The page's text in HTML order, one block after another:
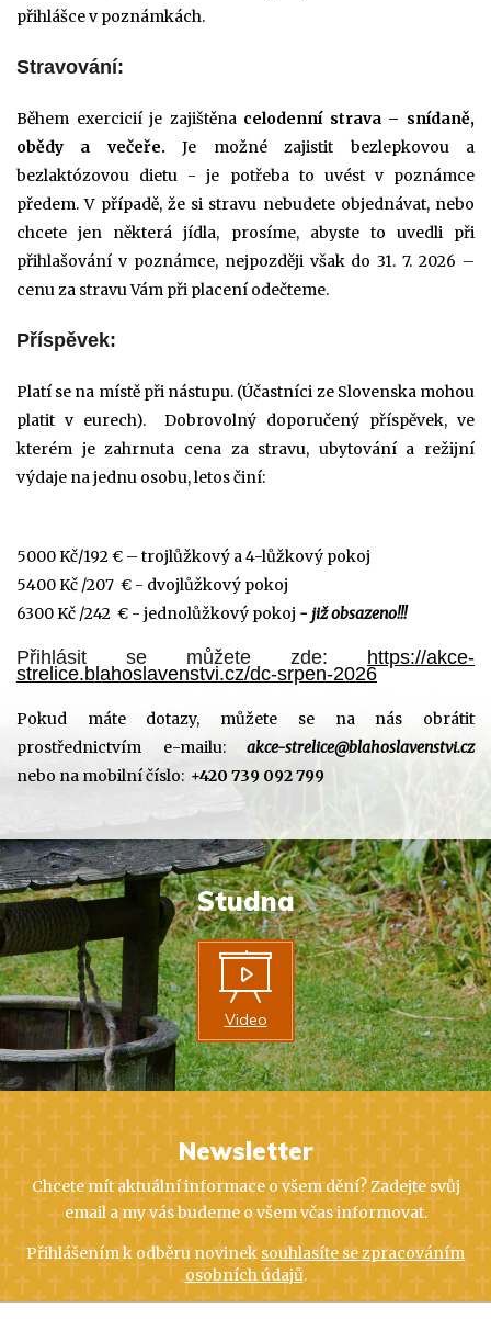
přihlášce v poznámkách.
Stravování:
Během exercicií je zajištěna celodenní strava – snídaně,
obědy a večeře. Je možné zajistit bezlepkovou a
bezlaktózovou dietu - je potřeba to uvést v poznámce
předem. V případě, že si stravu nebudete objednávat, nebo
chcete jen některá jídla, prosíme, abyste to uvedli při
přihlašování v poznámce, nejpozději však do 31. 7. 2026 –
cenu za stravu Vám při placení odečteme.
Příspěvek:
Platí se na místě při nástupu. (Účastníci ze Slovenska mohou
platit v eurech).
Dobrovolný doporučený příspěvek, ve
kterém je zahrnuta cena za stravu, ubytování a režijní
výdaje na jednu osobu, letos činí:
5000 Kč/192 € – trojlůžkový a 4-lůžkový pokoj
5400 Kč /207 € - dvojlůžkový pokoj
6300 Kč /242 € - jednolůžkový pokoj - již obsazeno!!!
Přihlásit se můžete zde: https://akce-
strelice.blahoslavenstvi.cz/dc-srpen-2026
Pokud máte dotazy, můžete se na nás obrátit
prostřednictvím e-mailu: akce-strelice@blahoslavenstvi.cz
nebo na mobilní číslo: +420 739 092 799
Studna
Video
Newsletter
Chcete mít aktuální informace o všem dění? Zadejte svůj
email a my vás budeme o všem včas informovat.
Přihlášením k odběru novineksouhlasíte se zpracováním
osobních údajů.